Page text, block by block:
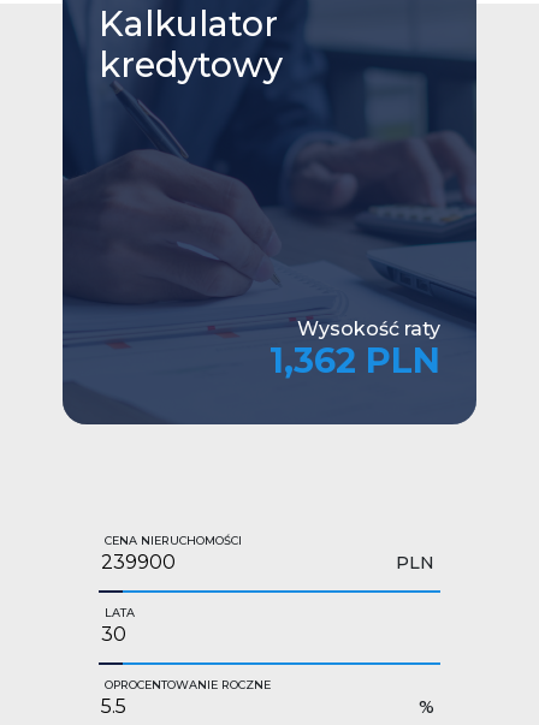
Kalkulator
kredytowy
Wysokość raty
1,362 PLN
CENA NIERUCHOMOŚCI
PLN
LATA
OPROCENTOWANIE ROCZNE
%